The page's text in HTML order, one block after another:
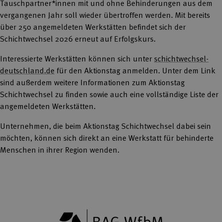
Tauschpartner*innen mit und ohne Behinderungen aus dem
vergangenen Jahr soll wieder übertroffen werden. Mit bereits
über 250 angemeldeten Werkstätten befindet sich der
Schichtwechsel 2026 erneut auf Erfolgskurs.
Interessierte Werkstätten können sich unterschichtwechsel-
deutschland.de für den Aktionstag anmelden. Unter dem Link
sind außerdem weitere Informationen zum Aktionstag
Schichtwechsel zu finden sowie auch eine vollständige Liste der
angemeldeten Werkstätten.
Unternehmen, die beim Aktionstag Schichtwechsel dabei sein
möchten, können sich direkt an eine Werkstatt für behinderte
Menschen in ihrer Region wenden.